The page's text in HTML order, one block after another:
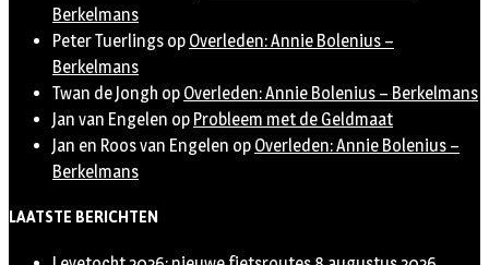
Berkelmans
Peter Tuerlings op Overleden: Annie Bolenius –
Berkelmans
Twan de Jongh op Overleden: Annie Bolenius – Berkelmans
Jan van Engelen op Probleem met de Geldmaat
Jan en Roos van Engelen op Overleden: Annie Bolenius –
Berkelmans
LAATSTE BERICHTEN